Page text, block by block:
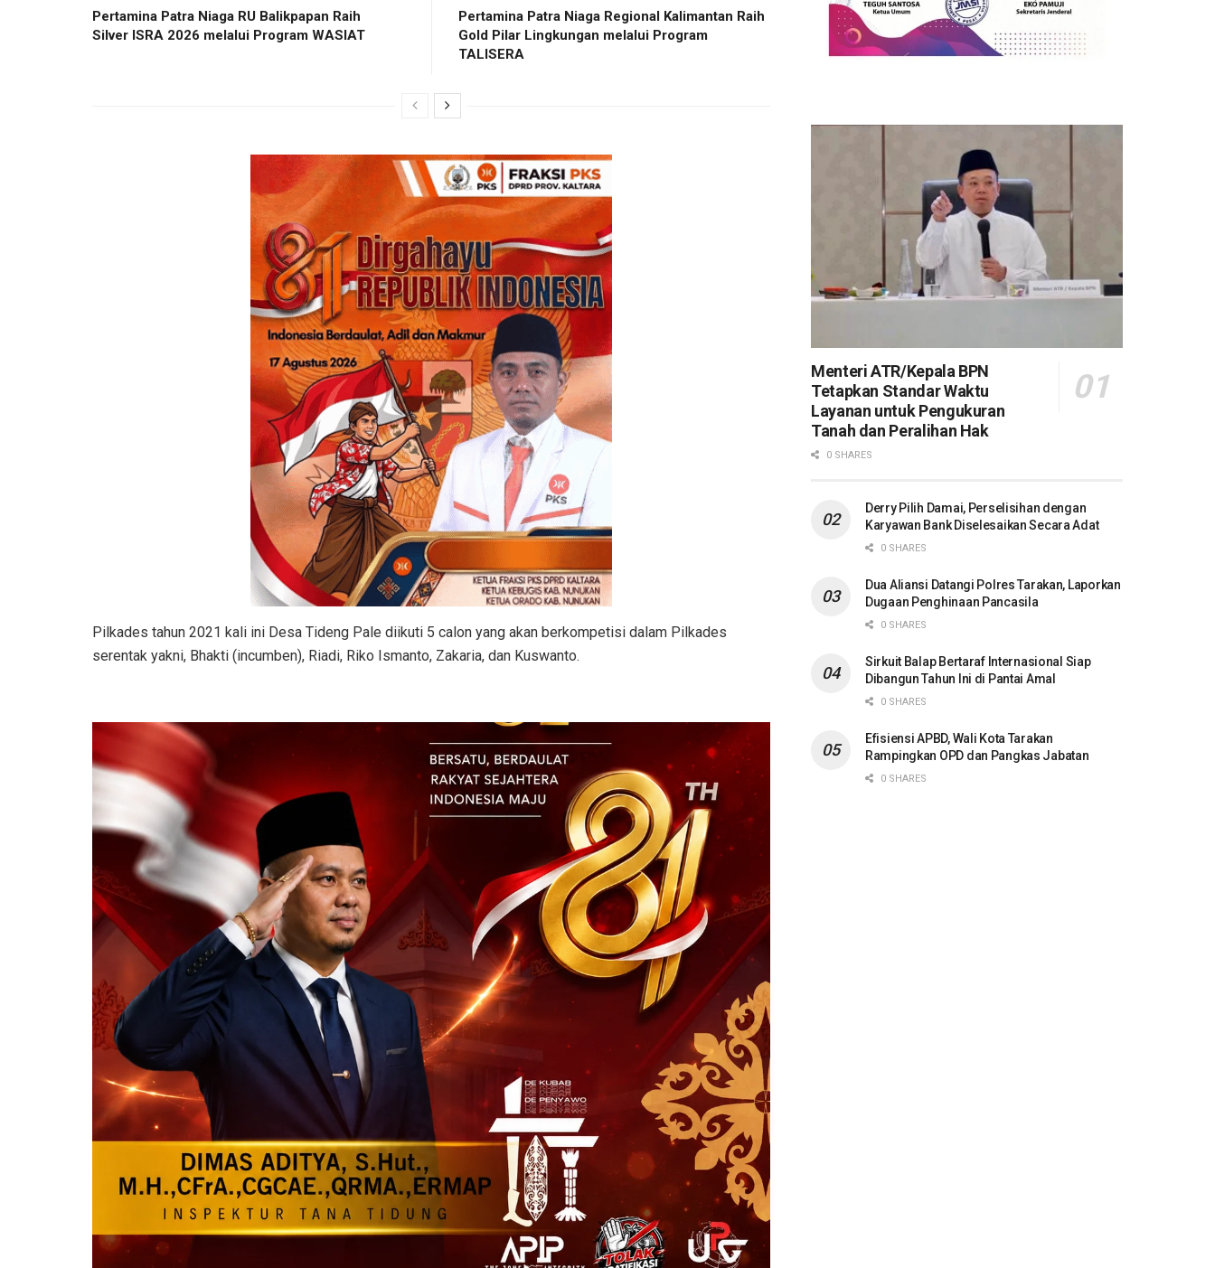
Pertamina Patra Niaga RU Balikpapan Raih
Silver ISRA 2026 melalui Program WASIAT
Pertamina Patra Niaga Regional Kalimantan Raih
Gold Pilar Lingkungan melalui Program
TALISERA
Pilkades tahun 2021 kali ini Desa Tideng Pale diikuti 5 calon yang akan berkompetisi dalam Pilkades
serentak yakni, Bhakti (incumben), Riadi, Riko Ismanto, Zakaria, dan Kuswanto.
Menteri ATR/Kepala BPN
Tetapkan Standar Waktu
Layanan untuk Pengukuran
Tanah dan Peralihan Hak
0 SHARES
Derry Pilih Damai, Perselisihan dengan
Karyawan Bank Diselesaikan Secara Adat
0 SHARES
Dua Aliansi Datangi Polres Tarakan, Laporkan
Dugaan Penghinaan Pancasila
0 SHARES
Sirkuit Balap Bertaraf Internasional Siap
Dibangun Tahun Ini di Pantai Amal
0 SHARES
Efisiensi APBD, Wali Kota Tarakan
Rampingkan OPD dan Pangkas Jabatan
0 SHARES